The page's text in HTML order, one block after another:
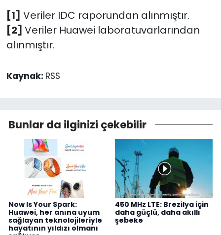
[1] Veriler IDC raporundan alınmıştır.
[2] Veriler Huawei laboratuvarlarından
alınmıştır.
Kaynak: RSS
Bunlar da ilginizi çekebilir
Now Is Your Spark:
Huawei, her anına uyum
sağlayan teknolojileriyle
hayatının yıldızı olmanı
450 MHz LTE: Brezilya için
daha güçlü, daha akıllı
şebeke